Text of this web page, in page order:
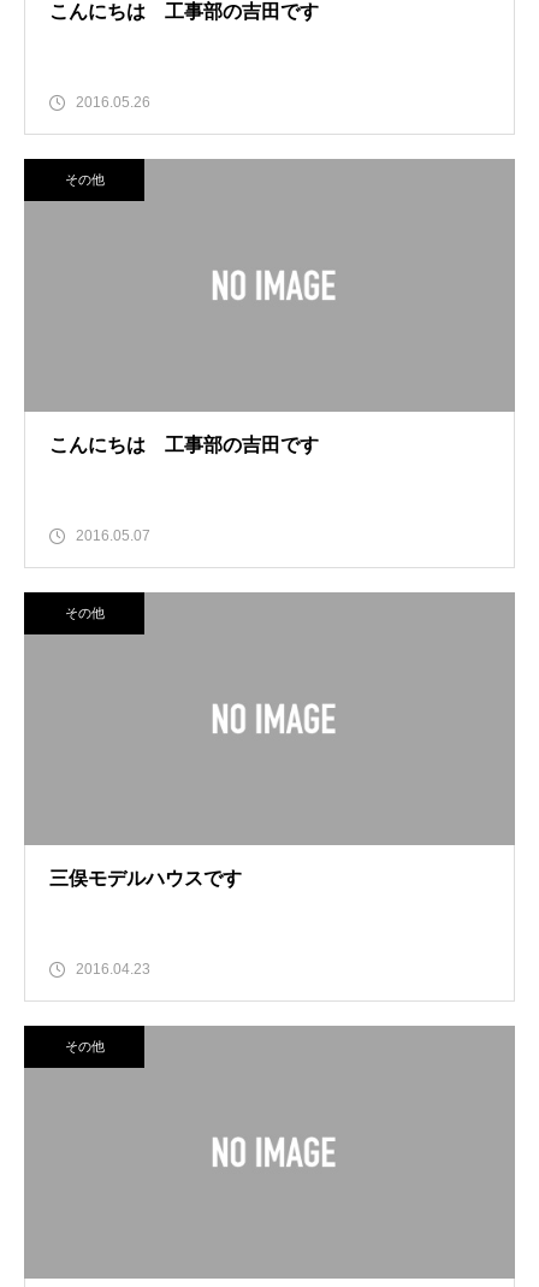
こんにちは 工事部の吉田です
2016.05.26
その他
こんにちは 工事部の吉田です
2016.05.07
その他
三俣モデルハウスです
2016.04.23
その他